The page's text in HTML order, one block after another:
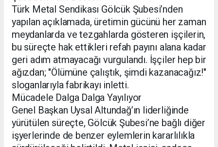
Türk Metal Sendikası Gölcük Şubesi’nden
yapılan açıklamada, üretimin gücünü her zaman
meydanlarda ve tezgahlarda gösteren işçilerin,
bu süreçte hak ettikleri refah payını alana kadar
geri adım atmayacağı vurgulandı. İşçiler hep bir
ağızdan; "Ölümüne çalıştık, şimdi kazanacağız!"
sloganlarıyla fabrikayı inletti.
Mücadele Dalga Dalga Yayılıyor
Genel Başkan Uysal Altundağ’ın liderliğinde
yürütülen süreçte, Gölcük Şubesi’ne bağlı diğer
işyerlerinde de benzer eylemlerin kararlılıkla